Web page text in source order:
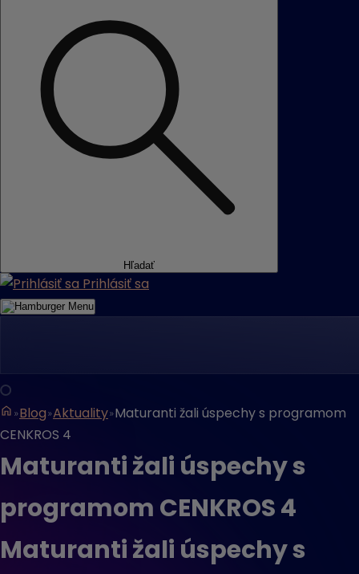
Hľadať
Prihlásiť sa
Menu
Blog Aktuality Maturanti žali úspechy s programom
CENKROS 4
Maturanti žali úspechy s
programom CENKROS 4
Maturanti žali úspechy s